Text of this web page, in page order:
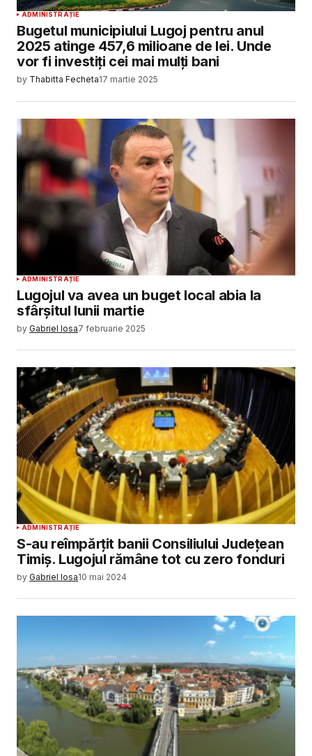
ADMINISTRAȚIE
Bugetul municipiului Lugoj pentru anul
2025 atinge 457,6 milioane de lei. Unde
vor fi investiți cei mai mulți bani
by Thabitta Fecheta17 martie 2025
ADMINISTRAȚIE
Lugojul va avea un buget local abia la
sfârșitul lunii martie
by Gabriel Iosa7 februarie 2025
ADMINISTRAȚIE
S-au reîmpărțit banii Consiliului Județean
Timiș. Lugojul rămâne tot cu zero fonduri
by Gabriel Iosa10 mai 2024